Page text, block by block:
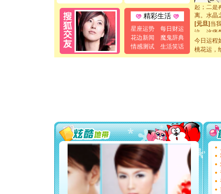
精彩生活
星座运势
每日财运
花边新闻
魔鬼辞典
情感测试
生活笑话
起；二是
离。水晶
[元旦]当
泣，这痛
卖了。水
[春节]风
[圣诞节]
能正大
天都要快
[圣诞节]
如意,快
[元旦]
看
断电。
你是我
[元旦]
如
今日运程
桃花运，